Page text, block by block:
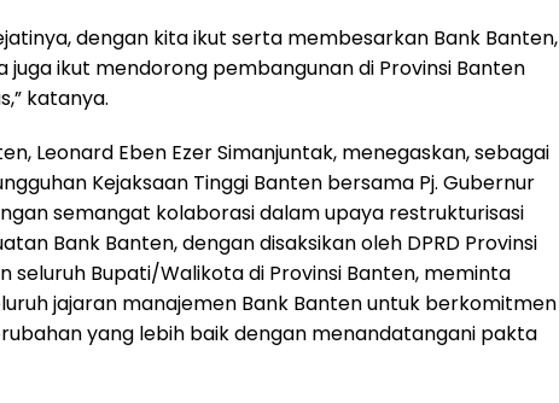
dengan kita ikut serta membesarkan Bank Banten,
juga ikut mendorong pembangunan di Provinsi Banten
katanya.
Leonard Eben Ezer Simanjuntak, menegaskan, sebagai
Kejaksaan Tinggi Banten bersama Pj. Gubernur
semangat kolaborasi dalam upaya restrukturisasi
Bank Banten, dengan disaksikan oleh DPRD Provinsi
seluruh Bupati/Walikota di Provinsi Banten, meminta
jajaran manajemen Bank Banten untuk berkomitmen
yang lebih baik dengan menandatangani pakta